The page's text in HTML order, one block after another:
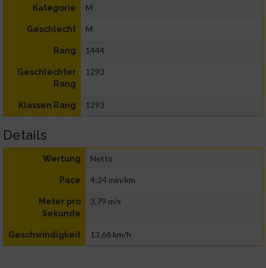
Kategorie M
Geschlecht M
Rang 1444
Geschlechter
Rang
1293
Klassen Rang 1293
Details
Wertung Netto
Pace 4:24 min/km
Meter pro
Sekunde
3,79 m/s
Geschwindigkeit 13,66 km/h